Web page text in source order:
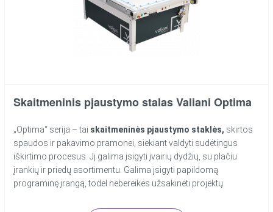
Skaitmeninis pjaustymo stalas Valiani Optima
„Optima“ serija – tai skaitmeninės pjaustymo staklės, skirtos
spaudos ir pakavimo pramonei, siekiant valdyti sudėtingus
iškirtimo procesus. Jį galima įsigyti įvairių dydžių, su plačiu
įrankių ir priedų asortimentu. Galima įsigyti papildomą
programinę įrangą, todėl nebereikės užsakinėti projektų.